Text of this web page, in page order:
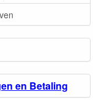
en Betaling